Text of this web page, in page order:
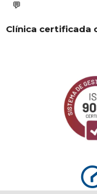
Clínica certificada